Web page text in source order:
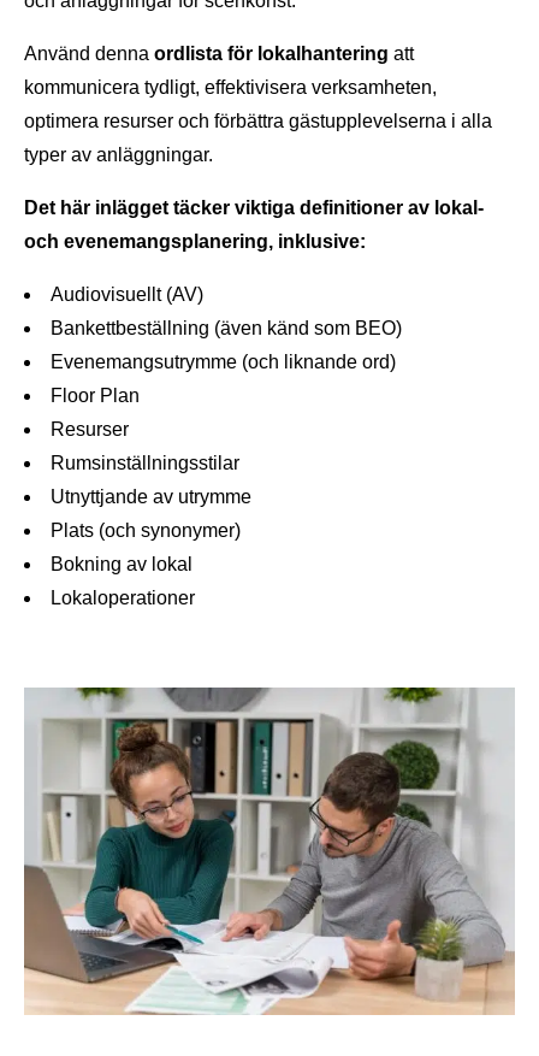
Använd denna ordlista för lokalhantering att
kommunicera tydligt, effektivisera verksamheten,
optimera resurser och förbättra gästupplevelserna i alla
typer av anläggningar.
Det här inlägget täcker viktiga definitioner av lokal-
och evenemangsplanering, inklusive:
Audiovisuellt (AV)
Bankettbeställning (även känd som BEO)
Evenemangsutrymme (och liknande ord)
Floor Plan
Resurser
Rumsinställningsstilar
Utnyttjande av utrymme
Plats (och synonymer)
Bokning av lokal
Lokaloperationer